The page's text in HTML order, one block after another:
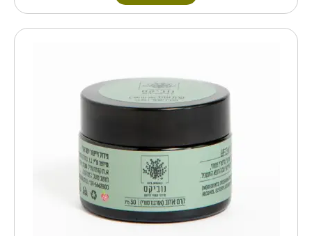
מספר
סוגים.
ניתן
האפשרויות
בעמוד
המוצר